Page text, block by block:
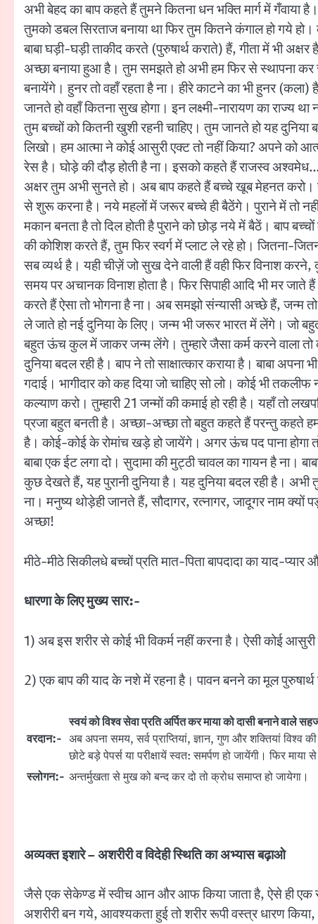
अभी बेहद का बाप कहते हैं तुमने कितना धन भक्ति मार्ग में
तुमको डबल सिरताज बनाया था फिर तुम कितने कंगाल हो गये
बाबा घड़ी-घड़ी ताकीद करते (पुरुषार्थ कराते) हैं, गीता में भी
अच्छा बनाया हुआ है। तुम समझते हो अभी हम फिर से स्थापना कर
बनायेंगे। हुनर तो वहाँ रहता है ना। हीरे काटने का भी हुनर
जानते हो वहाँ कितना सुख होगा। इन लक्ष्मी-नारायण का राज्य
तुम बच्चों को कितनी खुशी रहनी चाहिए। तुम जानते हो यह
लिखो। हम आत्मा ने कोई आसुरी एक्ट तो नहीं किया? अपने को
रेस है। घोड़े की दौड़ होती है ना। इसको कहते हैं राजस्व
अक्षर तुम अभी सुनते हो। अब बाप कहते हैं बच्चे खूब मेहनत करो।
से शुरू करना है। नये महलों में जरूर बच्चे ही बैठेंगे। पुराने में तो
मकान बनता है तो दिल होती है पुराने को छोड़ नये में बैठें। बाप
की कोशिश करते हैं, तुम फिर स्वर्ग में प्लाट ले रहे हो। जितना-
सब व्यर्थ है। यही चीज़ें जो सुख देने वाली हैं वही फिर विनाश
समय पर अचानक विनाश होता है। फिर सिपाही आदि भी मर जाते
करते हैं ऐसा तो भोगना है ना। अब समझो संन्यासी अच्छे हैं, जन्म
ले जाते हो नई दुनिया के लिए। जन्म भी जरूर भारत में लेंगे। जो
बहुत ऊंच कुल में जाकर जन्म लेंगे। तुम्हारे जैसा कर्म करने वाला तो
दुनिया बदल रही है। बाप ने तो साक्षात्कार कराया है। बाबा
गदाई। भागीदार को कह दिया जो चाहिए सो लो। कोई भी
कल्याण करो। तुम्हारी 21 जन्मों की कमाई हो रही है। यहाँ तो
प्रजा बहुत बनती है। अच्छा-अच्छा तो बहुत कहते हैं परन्तु कहते
है। कोई-कोई के रोमांच खड़े हो जायेंगे। अगर ऊंच पद पाना
बाबा एक ईट लगा दो। सुदामा की मुट्ठी चावल का गायन है ना।
कुछ देखते हैं, यह पुरानी दुनिया है। यह दुनिया बदल रही है।
ना। मनुष्य थोड़ेही जानते हैं, सौदागर, रत्नागर, जादूगर नाम
अच्छा!
मीठे-मीठे सिकीलधे बच्चों प्रति मात-पिता बापदादा का याद-
धारणा के लिए मुख्य सार:-
1) अब इस शरीर से कोई भी विकर्म नहीं करना है। ऐसी कोई
2) एक बाप की याद के नशे में रहना है। पावन बनने का मूल
वरदान:-
स्वयं को विश्व सेवा प्रति अर्पित कर माया को दासी बनाने वाले
अब अपना समय, सर्व प्राप्तियां, ज्ञान, गुण और शक्तियां
छोटे बड़े पेपर्स या परीक्षायें स्वत: समर्पण हो जायेंगी। फिर
स्लोगन:- अन्तर्मुखता से मुख को बन्द कर दो तो क्रोध समाप्त हो जायेगा।
अव्यक्त इशारे – अशरीरी व विदेही स्थिति का अभ्यास बढ़ाओ
जैसे एक सेकेण्ड में स्वीच आन और आफ किया जाता है, ऐसे ही एक
अशरीरी बन गये, आवश्यकता हुई तो शरीर रूपी वस्त्र धारण